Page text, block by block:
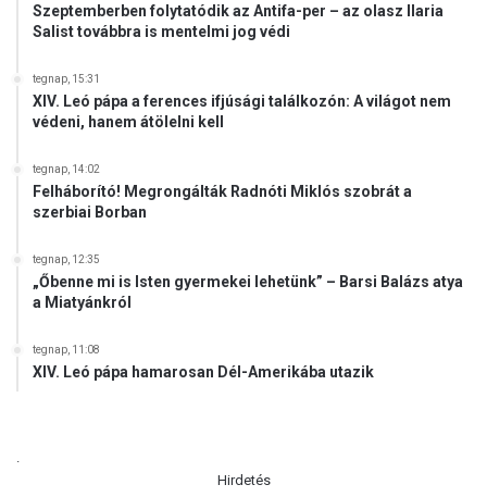
Szeptemberben folytatódik az Antifa-per – az olasz Ilaria
Salist továbbra is mentelmi jog védi
tegnap, 15:31
XIV. Leó pápa a ferences ifjúsági találkozón: A világot nem
védeni, hanem átölelni kell
tegnap, 14:02
Felháborító! Megrongálták Radnóti Miklós szobrát a
szerbiai Borban
tegnap, 12:35
„Őbenne mi is Isten gyermekei lehetünk” – Barsi Balázs atya
a Miatyánkról
tegnap, 11:08
XIV. Leó pápa hamarosan Dél-Amerikába utazik
Hirdetés